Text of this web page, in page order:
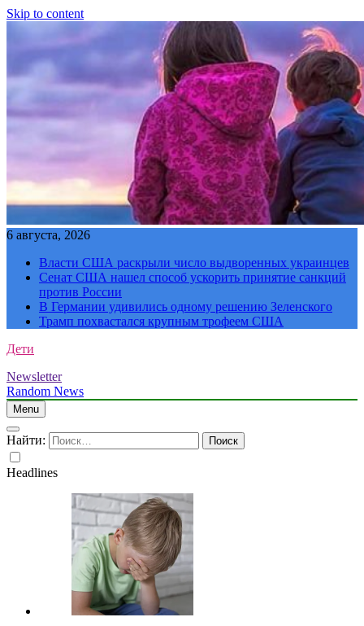
Skip to content
6 августа, 2026
Власти США раскрыли число выдворенных украинцев
Сенат США нашел способ ускорить принятие санкций
против России
В Германии удивились одному решению Зеленского
Трамп похвастался крупным трофеем США
Дети
Newsletter
Random News
Menu
Найти:
Headlines